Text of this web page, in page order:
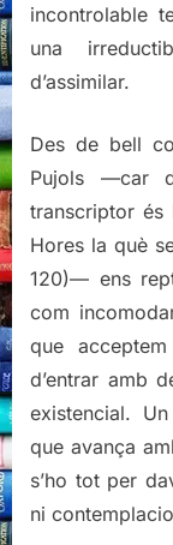
incontrolable
una
d’assimilar.
Des de bell
Pujols —car
transcriptor
Hores la què
120)— ens
com
que
d’entrar amb
existencial.
que avança
s’ho tot per
ni